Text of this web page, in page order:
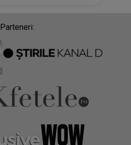
Parteneri: